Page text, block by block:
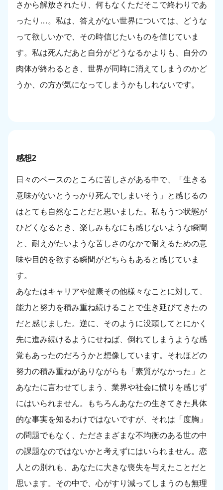
さから解放されたり、何もなくただそこで終わりであ
ったり…。私は、答えがない世界については、どうな
って欲しいかで、その時信じたいものを信じていま
す。私は死んだあと自分がどうなるかよりも、自分の
肉体が終わるとき、世界が同時に消えてしまうのかど
うか、の方が気になってしまうかもしれないです。
感想2
日々のベースのところに苦しさがある中で、「生きる
意味がないとうっかり死んでしまいそう」と感じるの
はとても自然なことだと思いました。私もうつ状態が
ひどくなるとき、楽しみもなにも感じないような瞬間
と、耐えがたいような苦しさのなかで耐えるための意
味や目的を欲する瞬間がどちらもあると感じていま
す。
あなたはキャリアや健康その他様々なことに対して、
能力と努力を積み重ね続けることで生き延びてきたの
だと感じました。逆に、そのように没頭してとにかく
先に進み続けるようにせねば、倒れてしまうような感
覚もあったのだろうかと想像しています。それほどの
努力の積み重ねがありながらも「素質がなかった」と
あなたに言わせてしまう、業界や社会に憤りを感じず
にはいられません。もちろんあなたの生きてきた具体
的な事実を知るわけではないですが、それは「度胸」
の問題でもなく、たださまざまな不均衡のある世の中
の課題なのではないかと考えずにはいられません。恋
人との別れも、あなたに大きな喪失を与えたことだと
思います。その中で、心がすり減ってしまうのも無理